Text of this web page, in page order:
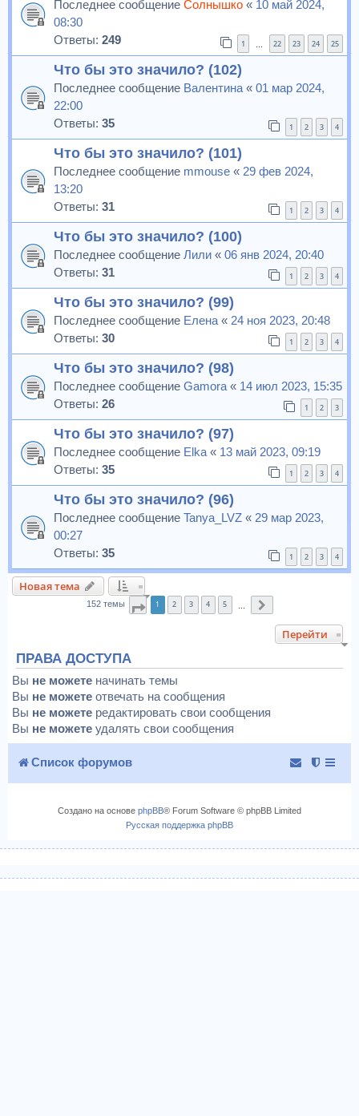
Последнее сообщение Солнышко « 10 май 2024,
08:30
Ответы: 249 1 22 23 24 25
Что бы это значило? (102)
Последнее сообщение Валентина « 01 мар 2024,
22:00
Ответы: 35 1 2 3 4
Что бы это значило? (101)
Последнее сообщение mmouse « 29 фев 2024,
13:20
Ответы: 31 1 2 3 4
Что бы это значило? (100)
Последнее сообщение Лили « 06 янв 2024, 20:40
Ответы: 31 1 2 3 4
Что бы это значило? (99)
Последнее сообщение Елена « 24 ноя 2023, 20:48
Ответы: 30 1 2 3 4
Что бы это значило? (98)
Последнее сообщение Gamora « 14 июл 2023, 15:35
Ответы: 26 1 2 3
Что бы это значило? (97)
Последнее сообщение Elka « 13 май 2023, 09:19
Ответы: 35 1 2 3 4
Что бы это значило? (96)
Последнее сообщение Tanya_LVZ « 29 мар 2023,
00:27
Ответы: 35 1 2 3 4
Новая тема
152 темы Страница из
1 2 3 4 5
Перейти
ПРАВА ДОСТУПА
Вы не можете начинать темы
Вы не можете отвечать на сообщения
Вы не можете редактировать свои сообщения
Вы не можете удалять свои сообщения
Список форумов
Создано на основе phpBB® Forum Software © phpBB Limited
Русская поддержка phpBB